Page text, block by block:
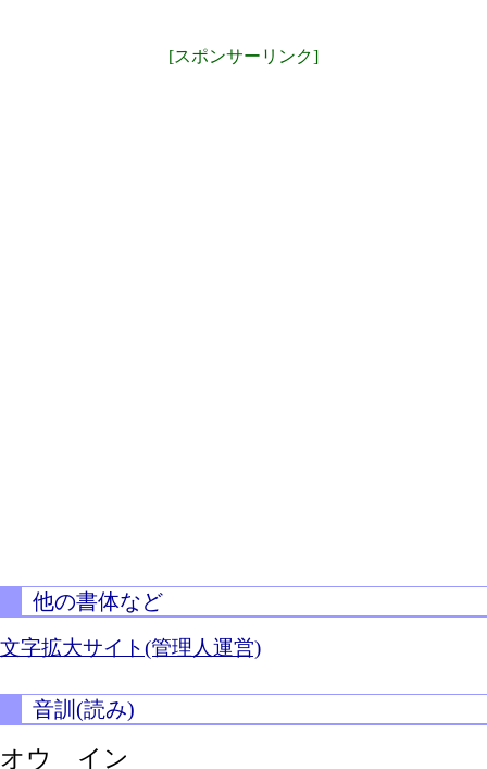
[スポンサーリンク]
他の書体など
文字拡大サイト(管理人運営)
音訓(読み)
オウ イン